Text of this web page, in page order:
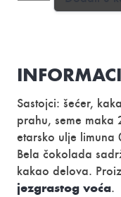
čokolada
limunom
количина
Sastojci: šećer,
prahu, seme maka
etarsko ulje
Bela čokolada
kakao delova.
jezgrastog voća.